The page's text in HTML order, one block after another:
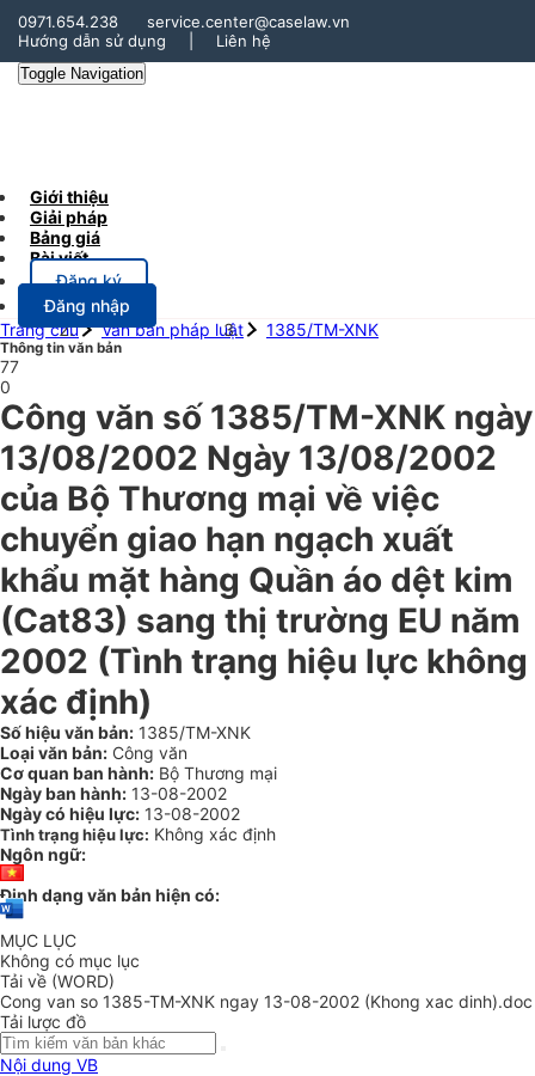
0971.654.238
service.center@caselaw.vn
Hướng dẫn sử dụng
Liên hệ
Toggle Navigation
Giới thiệu
Giải pháp
Bảng giá
Bài viết
Đăng ký
Đăng nhập
Trang chủ
Văn bản pháp luật 1385/TM-XNK
Thông tin văn bản
77
0
Công văn số 1385/TM-XNK ngày
13/08/2002 Ngày 13/08/2002
của Bộ Thương mại về việc
chuyển giao hạn ngạch xuất
khẩu mặt hàng Quần áo dệt kim
(Cat83) sang thị trường EU năm
2002 (Tình trạng hiệu lực không
xác định)
Số hiệu văn bản: 1385/TM-XNK
Loại văn bản: Công văn
Cơ quan ban hành: Bộ Thương mại
Ngày ban hành: 13-08-2002
Ngày có hiệu lực: 13-08-2002
Tình trạng hiệu lực: Không xác định
Ngôn ngữ:
Định dạng văn bản hiện có:
MỤC LỤC
Không có mục lục
Tải về (WORD)
Cong van so 1385-TM-XNK ngay 13-08-2002 (Khong xac dinh).doc
Tải lược đồ
Nội dung VB